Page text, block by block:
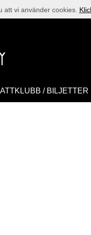
/ BILJETTER
vi använder cookies.